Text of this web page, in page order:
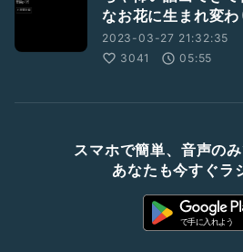
なお花に生まれ変
2023-03-27 21:32:35
3041
05:55
スマホで簡単、音声の
あなたも今すぐラ